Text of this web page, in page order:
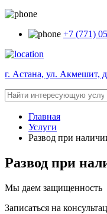
+7 (771)
г. Астана, ул. Акмешит,
Главная
Услуги
Развод при
Развод при
Мы даем защищенность
Записаться на